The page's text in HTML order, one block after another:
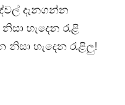
දැනගන්න
හැදෙන රැළි
නිසා හැදෙන රැළිලු!